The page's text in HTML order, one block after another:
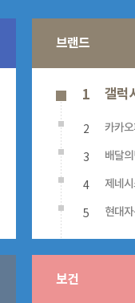
브랜드
1 갤럭
2 카카
3 배달
4 제네
5 현대
보건